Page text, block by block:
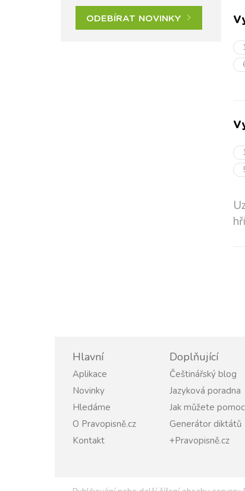
ODEBÍRAT NOVINKY
Hlavní
Aplikace
Novinky
Hledáme
O Pravopisně.cz
Kontakt
Doplňující
Češtinářský blog
Jazyková poradna
Jak můžete
Generátor diktátů
+Pravopisně.cz